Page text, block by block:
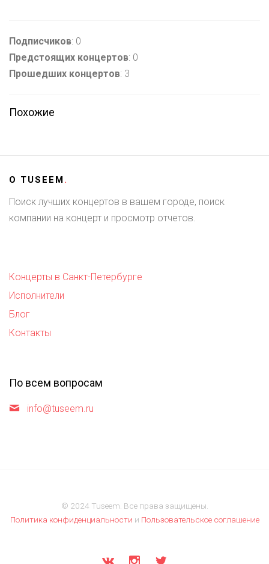
Подписчиков: 0
Предстоящих концертов: 0
Прошедших концертов: 3
Похожие
О TUSEEM.
Поиск лучших концертов в вашем городе, поиск
компании на концерт и просмотр отчетов.
Концерты в Санкт-Петербурге
Исполнители
Блог
Контакты
По всем вопросам
info@tuseem.ru
© 2024 Tuseem. Все права защищены.
Политика конфиденциальности и Пользовательское соглашение